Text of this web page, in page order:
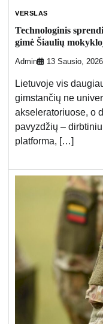
VERSLAS
Technologinis
gimė Šiaulių
Admin 13 Sausio, 2026
Lietuvoje vis
gimstančių ne
akseleratoriuose, o
pavyzdžių –
platforma, […]